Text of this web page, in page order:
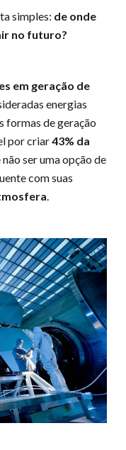
simples: de onde
no futuro?
em geração de
energias
formas de geração
por criar43% da
não ser uma opção de
com suas
.